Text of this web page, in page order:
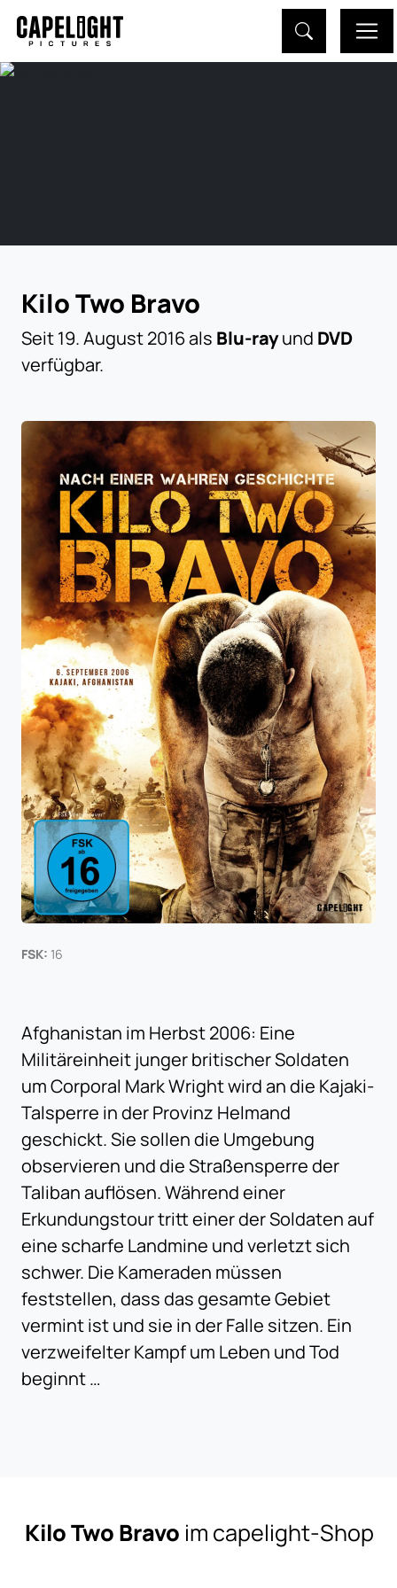
Kilo Two Bravo
Seit 19. August 2016 als Blu-rayund DVD
verfügbar.
FSK: 16
Afghanistan im Herbst 2006: Eine
Militäreinheit junger britischer Soldaten
um Corporal Mark Wright wird an die Kajaki-
Talsperre in der Provinz Helmand
geschickt. Sie sollen die Umgebung
observieren und die Straßensperre der
Taliban auflösen. Während einer
Erkundungstour tritt einer der Soldaten auf
eine scharfe Landmine und verletzt sich
schwer. Die Kameraden müssen
feststellen, dass das gesamte Gebiet
vermint ist und sie in der Falle sitzen. Ein
verzweifelter Kampf um Leben und Tod
beginnt …
Kilo Two Bravo im capelight-Shop